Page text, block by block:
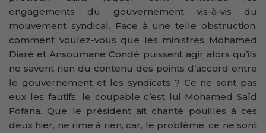
engagements du gouvernement vis-à-vis du
mouvement syndical. Face à une telle obstruction,
comment voulez-vous que les ministres Mohamed
Diaré et Ansoumane Condé puissent agir alors qu’ils
ne savent rien du contenu des points d’accord entre
le gouvernement et les syndicats ? Ce ne sont pas
eux les fautifs, le coupable c’est lui Mohamed Saïd
Fofana. Que le président ait chanté pouilles à ces
deux hier, ne rime à rien, car, le problème, ce ne sont